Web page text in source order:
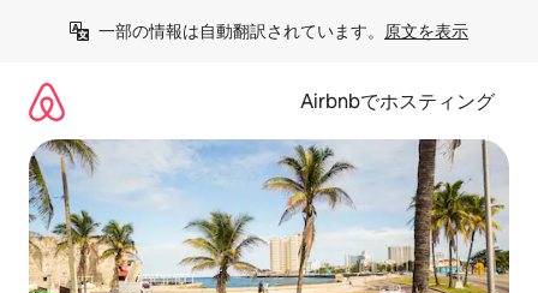
一部の情報は自動翻訳されています。 原文を表示
Airbnbでホスティング